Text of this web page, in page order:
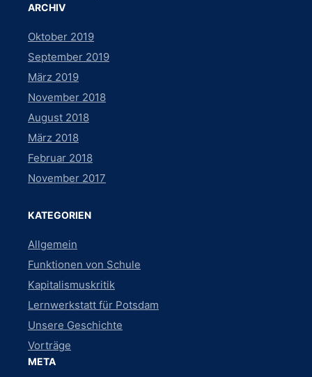
ARCHIV
Oktober 2019
September 2019
März 2019
November 2018
August 2018
März 2018
Februar 2018
November 2017
KATEGORIEN
Allgemein
Funktionen von Schule
Kapitalismuskritik
Lernwerkstatt für Potsdam
Unsere Geschichte
Vorträge
META